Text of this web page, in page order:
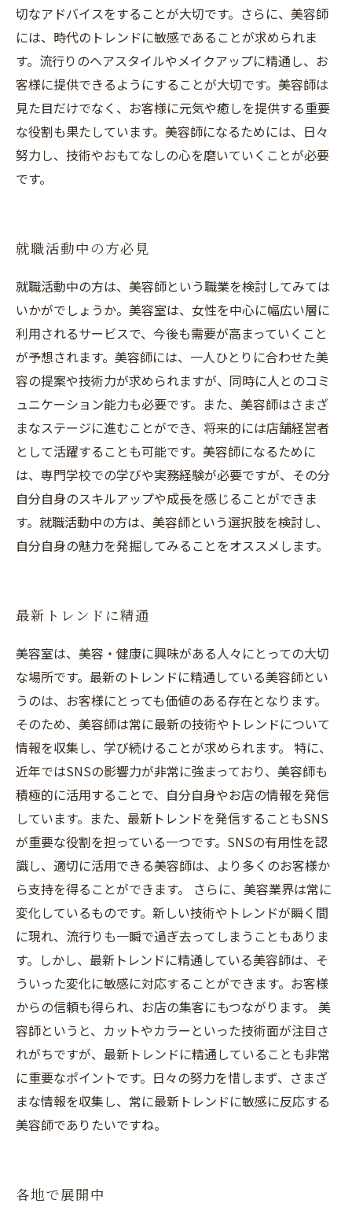
切なアドバイスをすることが大切です。さらに、美容師
には、時代のトレンドに敏感であることが求められま
す。流行りのヘアスタイルやメイクアップに精通し、お
客様に提供できるようにすることが大切です。美容師は
見た目だけでなく、お客様に元気や癒しを提供する重要
な役割も果たしています。美容師になるためには、日々
努力し、技術やおもてなしの心を磨いていくことが必要
です。
就職活動中の方必見
就職活動中の方は、美容師という職業を検討してみては
いかがでしょうか。美容室は、女性を中心に幅広い層に
利用されるサービスで、今後も需要が高まっていくこと
が予想されます。美容師には、一人ひとりに合わせた美
容の提案や技術力が求められますが、同時に人とのコミ
ュニケーション能力も必要です。また、美容師はさまざ
まなステージに進むことができ、将来的には店舗経営者
として活躍することも可能です。美容師になるために
は、専門学校での学びや実務経験が必要ですが、その分
自分自身のスキルアップや成長を感じることができま
す。就職活動中の方は、美容師という選択肢を検討し、
自分自身の魅力を発掘してみることをオススメします。
最新トレンドに精通
美容室は、美容・健康に興味がある人々にとっての大切
な場所です。最新のトレンドに精通している美容師とい
うのは、お客様にとっても価値のある存在となります。
そのため、美容師は常に最新の技術やトレンドについて
情報を収集し、学び続けることが求められます。 特に、
近年ではSNSの影響力が非常に強まっており、美容師も
積極的に活用することで、自分自身やお店の情報を発信
しています。また、最新トレンドを発信することもSNS
が重要な役割を担っている一つです。SNSの有用性を認
識し、適切に活用できる美容師は、より多くのお客様か
ら支持を得ることができます。 さらに、美容業界は常に
変化しているものです。新しい技術やトレンドが瞬く間
に現れ、流行りも一瞬で過ぎ去ってしまうこともありま
す。しかし、最新トレンドに精通している美容師は、そ
ういった変化に敏感に対応することができます。お客様
からの信頼も得られ、お店の集客にもつながります。 美
容師というと、カットやカラーといった技術面が注目さ
れがちですが、最新トレンドに精通していることも非常
に重要なポイントです。日々の努力を惜しまず、さまざ
まな情報を収集し、常に最新トレンドに敏感に反応する
美容師でありたいですね。
各地で展開中